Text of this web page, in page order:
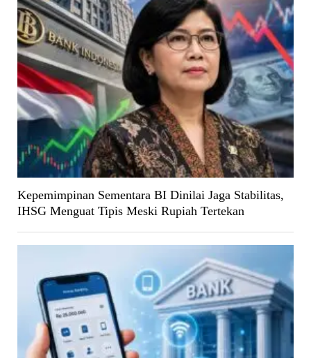
Kepemimpinan Sementara BI Dinilai Jaga Stabilitas,
IHSG Menguat Tipis Meski Rupiah Tertekan